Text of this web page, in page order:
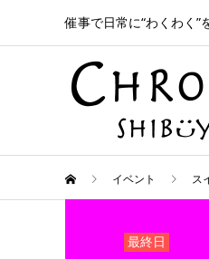
催事で日常に“わくわく”
イベント ス